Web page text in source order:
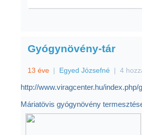
Gyógynövény-tár
13 éve | Egyed Józsefné | 4
http://www.viragcenter.hu/
Máriatövis gyógynövény